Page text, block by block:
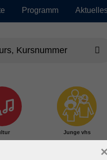
Programm
Junge vhs
×